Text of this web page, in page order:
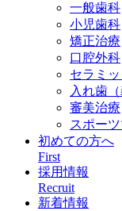
一般歯科
小児歯科
矯正治療
口腔外科
セラミ
入れ歯（
審美治療
スポー
初めての方へ
First
採用情報
Recruit
新着情報